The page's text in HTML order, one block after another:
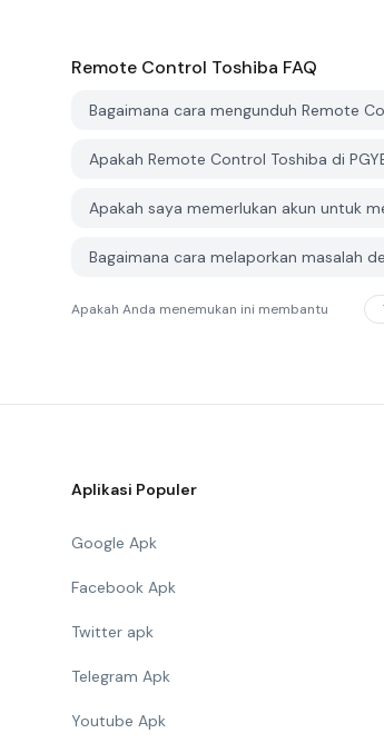
Remote Control Toshiba FAQ
Bagaimana cara mengunduh Remote
Apakah Remote Control Toshiba di
Apakah saya memerlukan akun untuk
Bagaimana cara melaporkan masalah
Apakah Anda menemukan ini membantu
Aplikasi Populer
Google Apk
Facebook Apk
Twitter apk
Telegram Apk
Youtube Apk